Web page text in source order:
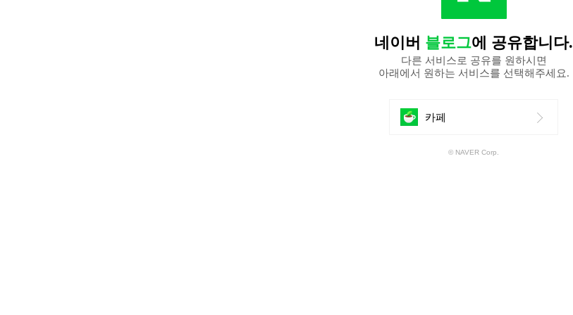
네이버 블로그에 공유합니다.
다른 서비스로 공유를 원하시면
아래에서 원하는 서비스를 선택해주세요.
카페
공
© NAVER Corp.